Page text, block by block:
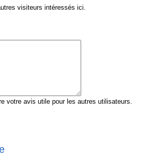
visiteurs intéressés ici.
votre avis utile pour les autres utilisateurs.